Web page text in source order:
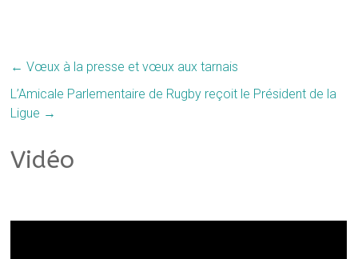
← Vœux à la presse et vœux aux tarnais
L’Amicale Parlementaire de Rugby reçoit le Président de la
Ligue →
Vidéo